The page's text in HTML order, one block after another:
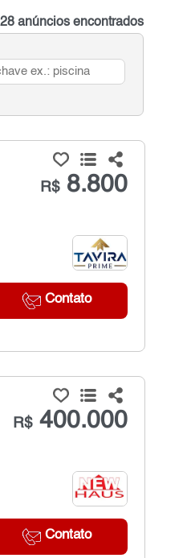
anúncios encontrados
R$8.800
Contato
R$400.000
Contato